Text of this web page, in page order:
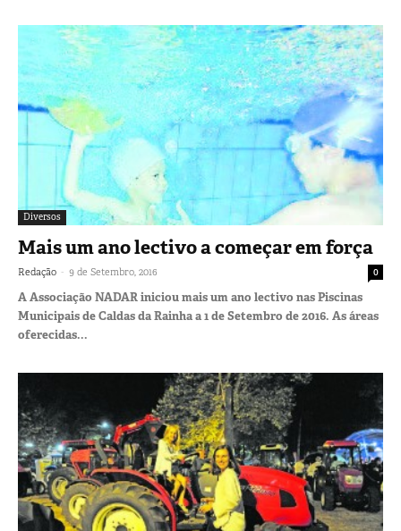
Diversos
Mais um ano lectivo a começar em força
Redação - 9 de Setembro, 2016 0
A Associação NADAR iniciou mais um ano lectivo nas Piscinas
Municipais de Caldas da Rainha a 1 de Setembro de 2016. As áreas
oferecidas...